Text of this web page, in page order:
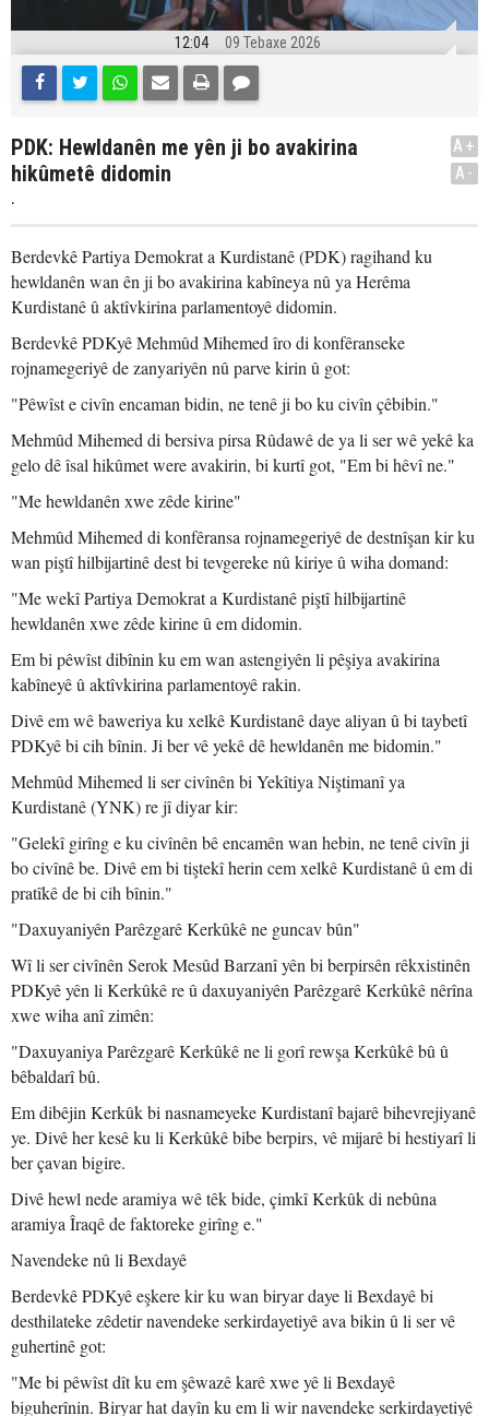
12:04 09 Tebaxe 2026
PDK: Hewldanên me yên ji bo avakirina
hikûmetê didomin
.
A+
A-
Berdevkê Partiya Demokrat a Kurdistanê (PDK) ragihand ku
hewldanên wan ên ji bo avakirina kabîneya nû ya Herêma
Kurdistanê û aktîvkirina parlamentoyê didomin.
Berdevkê PDKyê Mehmûd Mihemed îro di konfêranseke
rojnamegeriyê de zanyariyên nû parve kirin û got:
"Pêwîst e civîn encaman bidin, ne tenê ji bo ku civîn çêbibin."
Mehmûd Mihemed di bersiva pirsa Rûdawê de ya li ser wê yekê ka
gelo dê îsal hikûmet were avakirin, bi kurtî got, "Em bi hêvî ne."
"Me hewldanên xwe zêde kirine"
Mehmûd Mihemed di konfêransa rojnamegeriyê de destnîşan kir ku
wan piştî hilbijartinê dest bi tevgereke nû kiriye û wiha domand:
"Me wekî Partiya Demokrat a Kurdistanê piştî hilbijartinê
hewldanên xwe zêde kirine û em didomin.
Em bi pêwîst dibînin ku em wan astengiyên li pêşiya avakirina
kabîneyê û aktîvkirina parlamentoyê rakin.
Divê em wê baweriya ku xelkê Kurdistanê daye aliyan û bi taybetî
PDKyê bi cih bînin. Ji ber vê yekê dê hewldanên me bidomin."
Mehmûd Mihemed li ser civînên bi Yekîtiya Niştimanî ya
Kurdistanê (YNK) re jî diyar kir:
"Gelekî girîng e ku civînên bê encamên wan hebin, ne tenê civîn ji
bo civînê be. Divê em bi tiştekî herin cem xelkê Kurdistanê û em di
pratîkê de bi cih bînin."
"Daxuyaniyên Parêzgarê Kerkûkê ne guncav bûn"
Wî li ser civînên Serok Mesûd Barzanî yên bi berpirsên rêkxistinên
PDKyê yên li Kerkûkê re û daxuyaniyên Parêzgarê Kerkûkê nêrîna
xwe wiha anî zimên:
"Daxuyaniya Parêzgarê Kerkûkê ne li gorî rewşa Kerkûkê bû û
bêbaldarî bû.
Em dibêjin Kerkûk bi nasnameyeke Kurdistanî bajarê bihevrejiyanê
ye. Divê her kesê ku li Kerkûkê bibe berpirs, vê mijarê bi hestiyarî li
ber çavan bigire.
Divê hewl nede aramiya wê têk bide, çimkî Kerkûk di nebûna
aramiya Îraqê de faktoreke girîng e."
Navendeke nû li Bexdayê
Berdevkê PDKyê eşkere kir ku wan biryar daye li Bexdayê bi
desthilateke zêdetir navendeke serkirdayetiyê ava bikin û li ser vê
guhertinê got:
"Me bi pêwîst dît ku em şêwazê karê xwe yê li Bexdayê
biguherînin. Biryar hat dayîn ku em li wir navendeke serkirdayetiyê